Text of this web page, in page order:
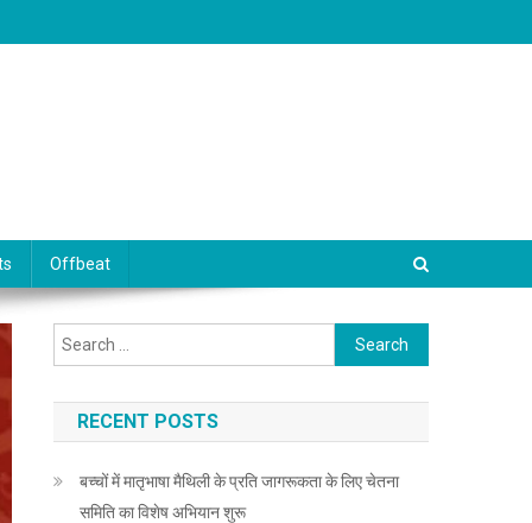
Offbeat
Search for:
RECENT POSTS
बच्चों में मातृभाषा मैथिली के प्रति जागरूकता के लिए चेतना
समिति का विशेष अभियान शुरू